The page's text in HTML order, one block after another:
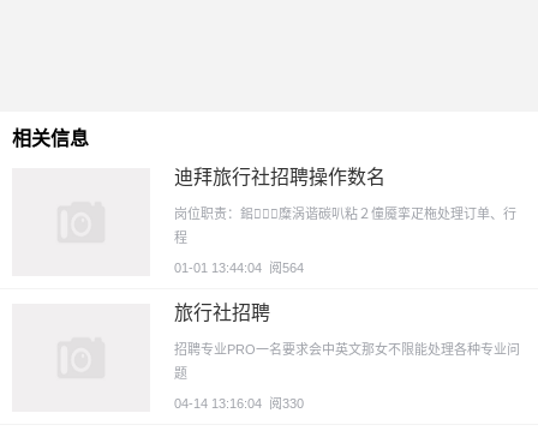
相关信息
迪拜旅行社招聘操作数名
岗位职责：鈻糜涡谐碳叭粘２僮魇挛疋柂处理订单、行
程
01-01 13:44:04 阅564
旅行社招聘
招聘专业PRO一名要求会中英文那女不限能处理各种专业问
题
04-14 13:16:04 阅330